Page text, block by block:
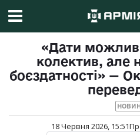
«Дати
колектив, але
боєздатності» —
18 Червня 2026, 15:51